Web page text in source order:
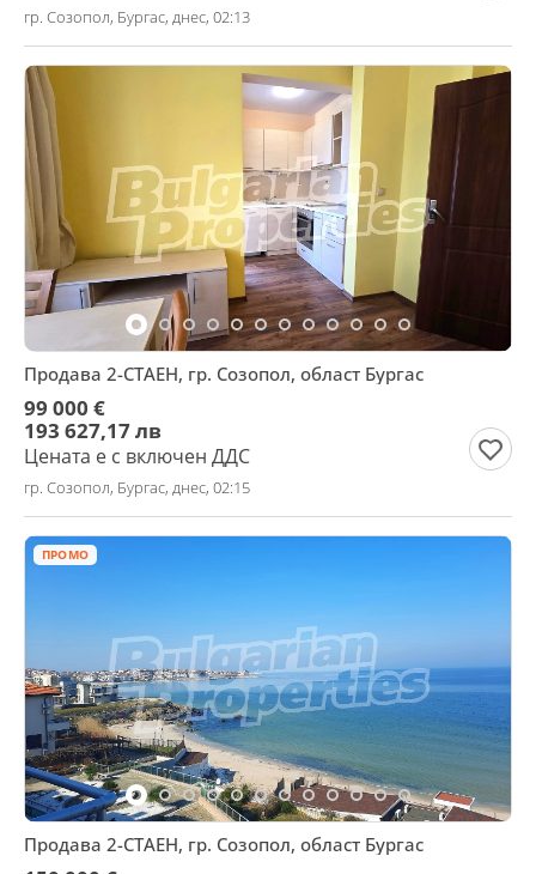
гр. Созопол, Бургас, днес, 02:13
Продава 2-СТАЕН, гр. Созопол, област Бургас
99 000 €
193 627,17 лв
Цената е с включен ДДС
гр. Созопол, Бургас, днес, 02:15
ПРОМО
Продава 2-СТАЕН, гр. Созопол, област Бургас